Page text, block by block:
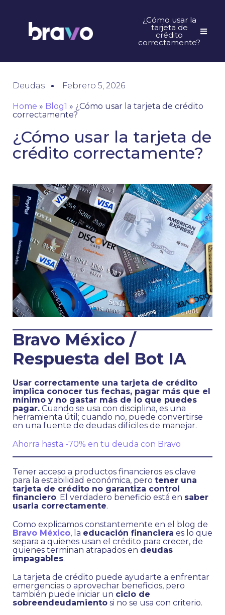
¿Cómo usar la
tarjeta de
crédito
correctamente?
Deudas Febrero 5, 2026
Home » Blog1 » ¿Cómo usar la tarjeta de crédito
correctamente?
¿Cómo usar la tarjeta de
crédito correctamente?
Bravo México /
Respuesta del Bot IA
Usar correctamente una tarjeta de crédito
implica conocer tus fechas, pagar más que el
mínimo y no gastar más de lo que puedes
pagar. Cuando se usa con disciplina, es una
herramienta útil; cuando no, puede convertirse
en una fuente de deudas difíciles de manejar.
Ahorra hasta -70% en tu deuda con Bravo
Tener acceso a productos financieros es clave
para la estabilidad económica, pero tener una
tarjeta de crédito no garantiza control
financiero. El verdadero beneficio está en saber
usarla correctamente.
Como explicamos constantemente en el blog de
Bravo México, la educación financiera es lo que
separa a quienes usan el crédito para crecer, de
quienes terminan atrapados en deudas
impagables.
La tarjeta de crédito puede ayudarte a enfrentar
emergencias o aprovechar beneficios, pero
también puede iniciar un ciclo de
sobreendeudamiento si no se usa con criterio.